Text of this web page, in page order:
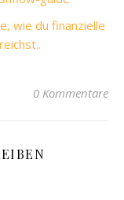
wie du finanzielle
0 Kommentare